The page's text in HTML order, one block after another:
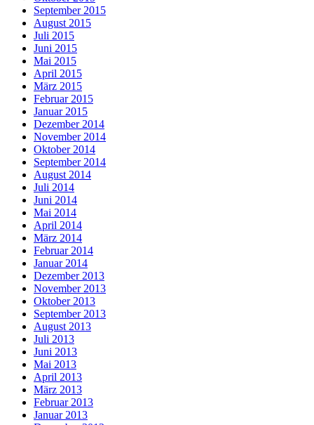
September 2015
August 2015
Juli 2015
Juni 2015
Mai 2015
April 2015
März 2015
Februar 2015
Januar 2015
Dezember 2014
November 2014
Oktober 2014
September 2014
August 2014
Juli 2014
Juni 2014
Mai 2014
April 2014
März 2014
Februar 2014
Januar 2014
Dezember 2013
November 2013
Oktober 2013
September 2013
August 2013
Juli 2013
Juni 2013
Mai 2013
April 2013
März 2013
Februar 2013
Januar 2013